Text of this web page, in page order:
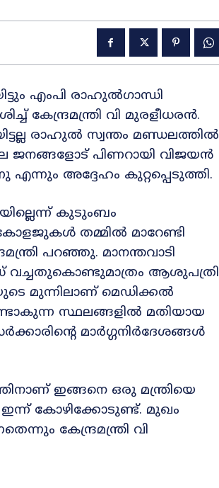
എംപി രാഹുൽഗാന്ധി
കേന്ദ്രമന്ത്രി വി മുരളീധരൻ.
രാഹുൽ സ്വന്തം മണ്ഡലത്തിൽ
ജനങ്ങളോട് പിണറായി വിജയൻ
എന്നും അദ്ദേഹം കുറ്റപ്പെടുത്തി.
കുടുംബം
തമ്മിൽ മാറേണ്ടി
പറഞ്ഞു. മാനന്തവാടി
വച്ചതുകൊണ്ടുമാത്രം ആശുപത്രി
മുന്നിലാണ് മെഡിക്കൽ
സ്ഥലങ്ങളിൽ മതിയായ
മാർഗ്ഗനിർദേശങ്ങൾ
ഇങ്ങനെ ഒരു മന്ത്രിയെ
ഇന്ന് കോഴിക്കോടുണ്ട്. മുഖം
കേന്ദ്രമന്ത്രി വി